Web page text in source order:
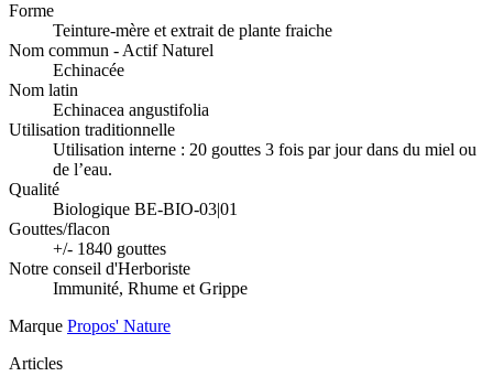
Forme
Teinture-mère et extrait de plante fraiche
Nom commun - Actif Naturel
Echinacée
Nom latin
Echinacea angustifolia
Utilisation traditionnelle
Utilisation interne : 20 gouttes 3 fois par jour dans du miel ou
de l’eau.
Qualité
Biologique BE-BIO-03|01
Gouttes/flacon
+/- 1840 gouttes
Notre conseil d'Herboriste
Immunité, Rhume et Grippe
Marque Propos' Nature
Articles